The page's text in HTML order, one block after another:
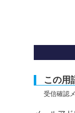
この用
受信確認